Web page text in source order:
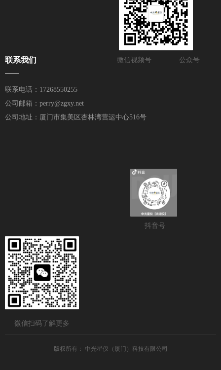
微信扫码了解更多
版权所有： 中光星仪（厦门）科技有限公司
联系我们
——
联系电话：17268550255
公司邮箱：perry@zgxy.net
公司地址：厦门市集美区杏林湾营运中心516号
微信视频号 公众号
抖音号